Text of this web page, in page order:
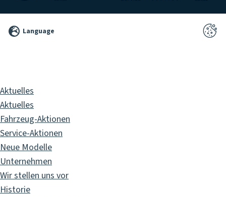
2026 Language
Aktuelles
Aktuelles
Fahrzeug-Aktionen
Service-Aktionen
Neue Modelle
Unternehmen
Wir stellen uns vor
Historie